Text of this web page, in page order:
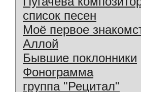
список песен
Моё первое
Аллой
Бывшие поклонники
Фонограмма
группа "Рецитал"